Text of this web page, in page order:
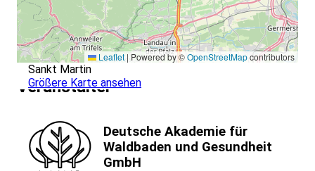
Leaflet | Powered by ©OpenStreetMapcontributors
Sankt Martin
Größere Karte ansehen
Veranstalter
Deutsche Akademie für
Waldbaden und Gesundheit
GmbH